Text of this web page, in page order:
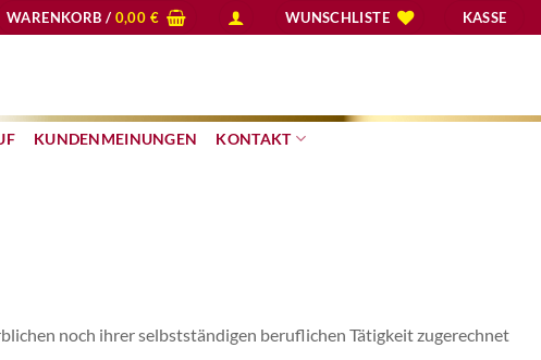
WARENKORB / 0,00 € WUNSCHLISTE KASSE
KUNDENMEINUNGEN KONTAKT
noch ihrer selbstständigen beruflichen Tätigkeit zugerechnet